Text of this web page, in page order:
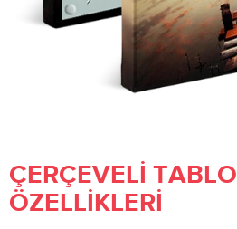
ÇERÇEVELI TABLO
ÖZELLIKLERI